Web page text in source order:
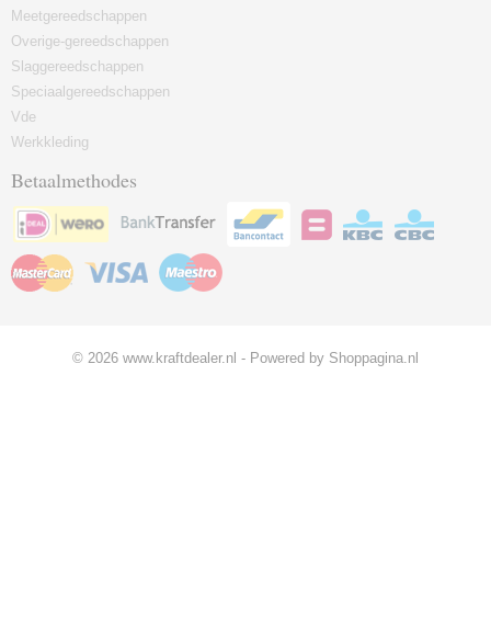
Meetgereedschappen
Overige-gereedschappen
Slaggereedschappen
Speciaalgereedschappen
Vde
Werkkleding
Betaalmethodes
© 2026 www.kraftdealer.nl - Powered by Shoppagina.nl